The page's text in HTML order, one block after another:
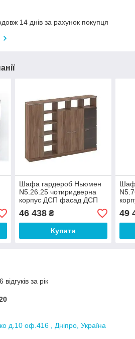
14 днів за рахунок покупця
Шафа гардероб Ньюмен
N5.26.25 чотиридверна
корпус ДСП фасад ДСП
скло бронза (MConcept-
ТМ)
46 438₴
Купити
ТМ)
49
за рік
д.10 оф.416 , Дніпро, Україна